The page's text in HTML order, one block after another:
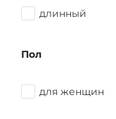
длинный
Пол
для женщин